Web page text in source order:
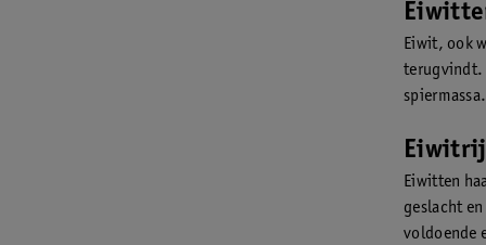
Eiwit, ook
terugvindt.
Eiwitten
geslacht
voldoende